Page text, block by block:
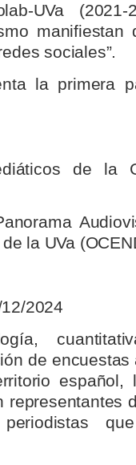
UVa
manifiestan
sociales”.
la primera
de la
la UVa
2024
de
español,
representantes